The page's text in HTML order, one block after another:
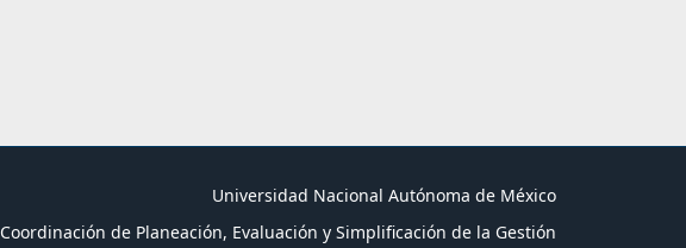
Universidad Nacional Autónoma de México
Coordinación de Planeación, Evaluación y Simplificación de la Gestión